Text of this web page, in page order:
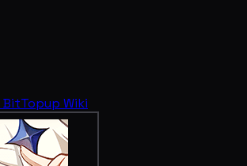
BitTopup Wiki